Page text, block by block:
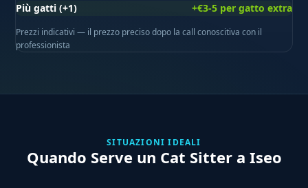
Più gatti (+1)
+€3-5 per gatto extra
Prezzi indicativi — il prezzo preciso dopo la call conoscitiva con il
professionista
SITUAZIONI IDEALI
Quando Serve un Cat Sitter a Iseo